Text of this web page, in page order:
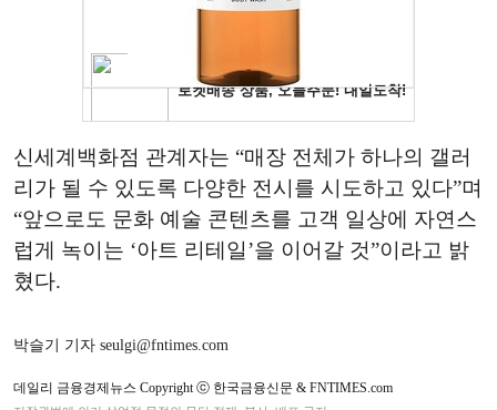
신세계백화점 관계자는 “매장 전체가 하나의 갤러
리가 될 수 있도록 다양한 전시를 시도하고 있다”며
“앞으로도 문화 예술 콘텐츠를 고객 일상에 자연스
럽게 녹이는 ‘아트 리테일’을 이어갈 것”이라고 밝
혔다.
박슬기 기자 seulgi@fntimes.com
데일리 금융경제뉴스 Copyright ⓒ 한국금융신문 & FNTIMES.com